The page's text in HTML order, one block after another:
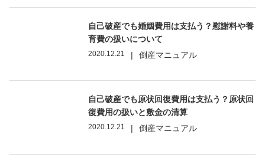
自己破産でも婚姻費用は支払う？慰謝料や養
育費の扱いについて
2020.12.21 | 倒産マニュアル
自己破産でも原状回復費用は支払う？原状回
復費用の扱いと敷金の清算
2020.12.21 | 倒産マニュアル